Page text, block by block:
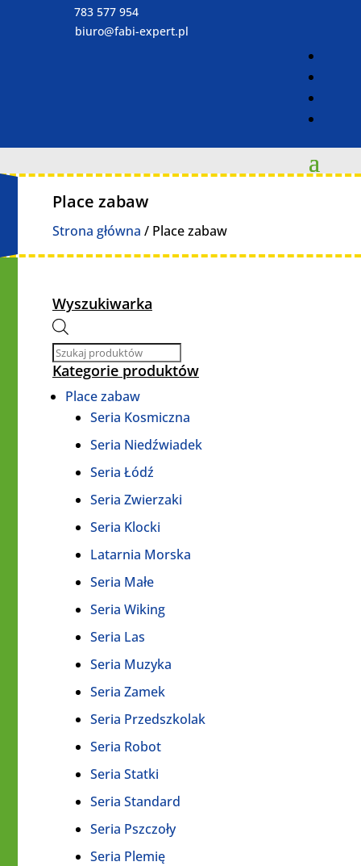
783 577 954
biuro@fabi-expert.pl
Place zabaw
Strona główna / Place zabaw
Wyszukiwarka
Wyszukiwarka
produktów
Kategorie produktów
Place zabaw
Seria Kosmiczna
Seria Niedźwiadek
Seria Łódź
Seria Zwierzaki
Seria Klocki
Latarnia Morska
Seria Małe
Seria Wiking
Seria Las
Seria Muzyka
Seria Zamek
Seria Przedszkolak
Seria Robot
Seria Statki
Seria Standard
Seria Pszczoły
Seria Plemię